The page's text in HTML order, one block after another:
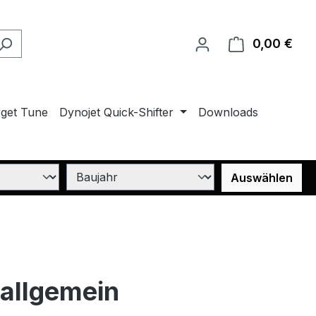
0,00 €
Tune Dynojet Quick-Shifter Downloads
Auswählen